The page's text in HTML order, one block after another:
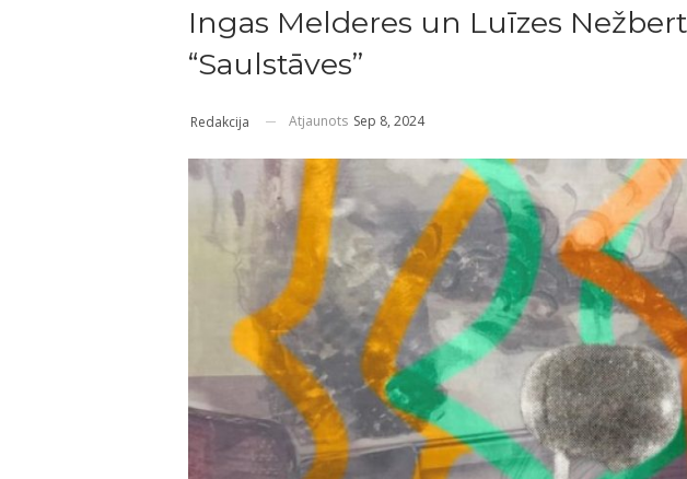
Ingas Melderes un Luīzes
“Saulstāves”
Redakcija Atjaunots Sep 8, 2024